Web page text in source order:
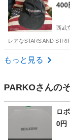
400
西武
レアなSTARS AND
東京 立川市
もっと見る
PARKOさんの
ロ
0円